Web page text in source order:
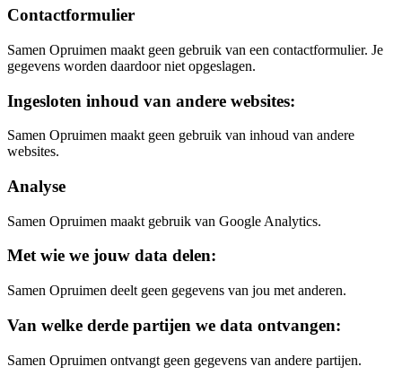
Contactformulier
Samen Opruimen maakt geen gebruik van een contactformulier. Je
gegevens worden daardoor niet opgeslagen.
Ingesloten inhoud van andere websites:
Samen Opruimen maakt geen gebruik van inhoud van andere
websites.
Analyse
Samen Opruimen maakt gebruik van Google Analytics.
Met wie we jouw data delen:
Samen Opruimen deelt geen gegevens van jou met anderen.
Van welke derde partijen we data ontvangen:
Samen Opruimen ontvangt geen gegevens van andere partijen.